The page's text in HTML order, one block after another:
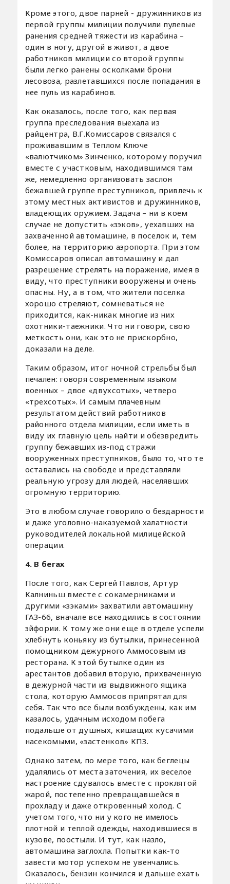
Кроме этого, двое парней - дружинников из
первой группы милиции получили пулевые
ранения средней тяжести из карабина –
один в ногу, другой в живот, а двое
работников милиции со второй группы
были легко ранены осколками брони
лесовоза, разлетавшихся после попадания в
нее пуль из карабинов.
Как оказалось, после того, как первая
группа преследования выехала из
райцентра, В.Г.Комиссаров связался с
проживавшим в Теплом Ключе
«валютчиком» Зинченко, которому поручил
вместе с участковым, находившимся там
же, немедленно организовать заслон
бежавшей группе преступников, привлечь к
этому местных активистов и дружинников,
владеющих оружием. Задача – ни в коем
случае не допустить «зэков», уехавших на
захваченной автомашине, в поселок и, тем
более, на территорию аэропорта. При этом
Комиссаров описал автомашину и дал
разрешение стрелять на поражение, имея в
виду, что преступники вооружены и очень
опасны. Ну, а в том, что жители поселка
хорошо стреляют, сомневаться не
приходится, как-никак многие из них
охотники-таежники. Что ни говори, свою
меткость они, как это не прискорбно,
доказали на деле.
Таким образом, итог ночной стрельбы был
печален: говоря современным языком
военных – двое «двухсотых», четверо
«трехсотых». И самым плачевным
результатом действий работников
районного отдела милиции, если иметь в
виду их главную цель найти и обезвредить
группу бежавших из-под стражи
вооруженных преступников, было то, что те
оставались на свободе и представляли
реальную угрозу для людей, населявших
огромную территорию.
Это в любом случае говорило о бездарности
и даже уголовно-наказуемой халатности
руководителей локальной милицейской
операции.
4. В бегах
После того, как Сергей Павлов, Артур
Калниньш вместе с сокамерниками и
другими «зэками» захватили автомашину
ГАЗ-66, вначале все находились в состоянии
эйфории. К тому же они еще в отделе успели
хлебнуть коньяку из бутылки, принесенной
помощником дежурного Аммосовым из
ресторана. К этой бутылке один из
арестантов добавил вторую, прихваченную
в дежурной части из выдвижного ящика
стола, которую Аммосов припрятал для
себя. Так что все были возбуждены, как им
казалось, удачным исходом побега
подальше от душных, кишащих кусачими
насекомыми, «застенков» КПЗ.
Однако затем, по мере того, как беглецы
удалялись от места заточения, их веселое
настроение сдувалось вместе с проклятой
жарой, постепенно превращавшейся в
прохладу и даже откровенный холод. С
учетом того, что ни у кого не имелось
плотной и теплой одежды, находившиеся в
кузове, поостыли. И тут, как назло,
автомашина заглохла. Попытки как-то
завести мотор успехом не увенчались.
Оказалось, бензин кончился и дальше ехать